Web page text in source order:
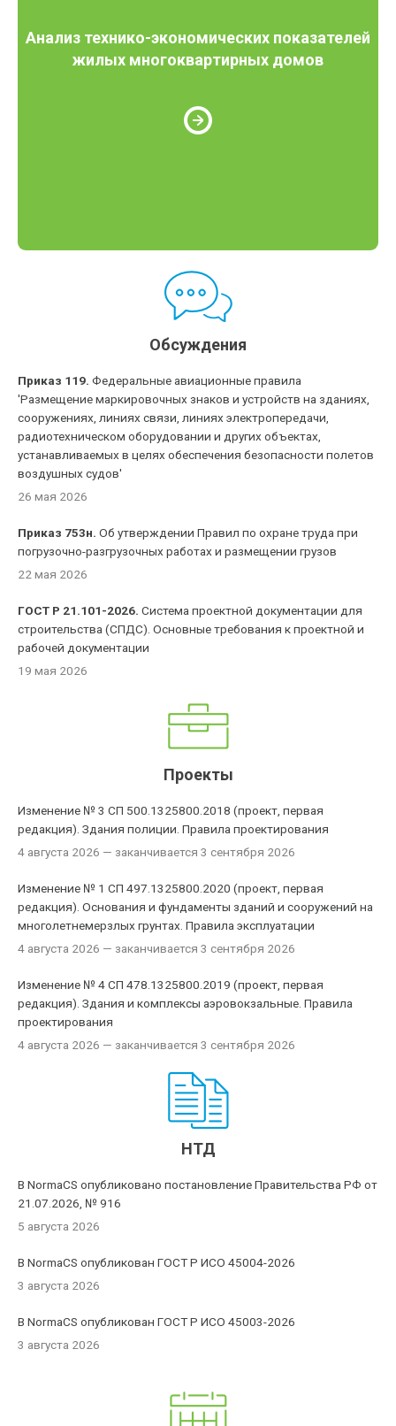
Анализ технико-экономических показателей
жилых многоквартирных домов
Обсуждения
Приказ 119. Федеральные авиационные правила
'Размещение маркировочных знаков и устройств на зданиях,
сооружениях, линиях связи, линиях электропередачи,
радиотехническом оборудовании и других объектах,
устанавливаемых в целях обеспечения безопасности полетов
воздушных судов'
26 мая 2026
Приказ 753н. Об утверждении Правил по охране труда при
погрузочно-разгрузочных работах и размещении грузов
22 мая 2026
ГОСТ Р 21.101-2026. Система проектной документации для
строительства (СПДС). Основные требования к проектной и
рабочей документации
19 мая 2026
Проекты
Изменение № 3 СП 500.1325800.2018 (проект, первая
редакция). Здания полиции. Правила проектирования
4 августа 2026 — заканчивается 3 сентября 2026
Изменение № 1 СП 497.1325800.2020 (проект, первая
редакция). Основания и фундаменты зданий и сооружений на
многолетнемерзлых грунтах. Правила эксплуатации
4 августа 2026 — заканчивается 3 сентября 2026
Изменение № 4 СП 478.1325800.2019 (проект, первая
редакция). Здания и комплексы аэровокзальные. Правила
проектирования
4 августа 2026 — заканчивается 3 сентября 2026
НТД
В NormaCS опубликовано постановление Правительства РФ от
21.07.2026, № 916
5 августа 2026
В NormaCS опубликован ГОСТ Р ИСО 45004-2026
3 августа 2026
В NormaCS опубликован ГОСТ Р ИСО 45003-2026
3 августа 2026